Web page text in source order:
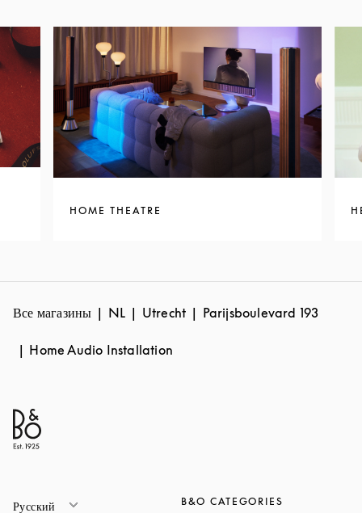
HOME THEATRE
Все магазины NL Utrecht Parijsboulevard 193
Home Audio Installation
Русский B&O CATEGORIES